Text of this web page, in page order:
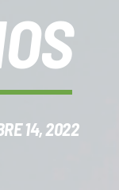
14, 2022